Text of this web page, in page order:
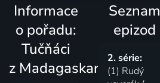
Informace
o pořadu:
Tučňáci
z Madagaskaru
Seznam
epizod
2. série:
(1) Rudý